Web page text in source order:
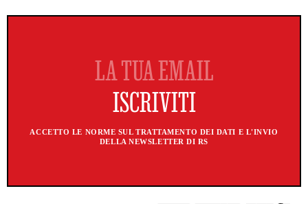
ACCETTO LE NORME SUL TRATTAMENTO DEI DATI E L'INVIO
DELLA NEWSLETTER DI RS